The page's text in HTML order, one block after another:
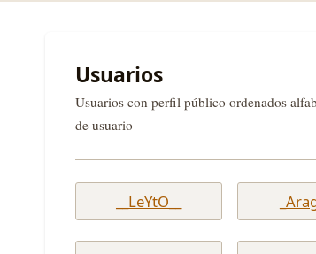
Usuarios
Usuarios con perfil público ordenados
de usuario
__LeYtO__